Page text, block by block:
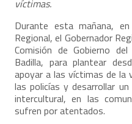
víctimas.
Durante esta mañana,
Regional, el Gobernador
Comisión de Gobierno
Badilla, para plantear
apoyar a las víctimas de la
las policías y desarrollar
intercultural, en las
sufren por atentados.